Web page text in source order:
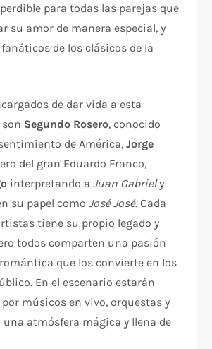
para todas las parejas que
su amor de manera especial, y
de los clásicos de la
de dar vida a esta
Segundo Rosero, conocido
de América,Jorge
del gran Eduardo Franco,
interpretando aJuan Gabriely
su papel comoJosé José. Cada
tiene su propio legado y
todos comparten una pasión
que los convierte en los
En el escenario estarán
músicos en vivo, orquestas y
una atmósfera mágica y llena de